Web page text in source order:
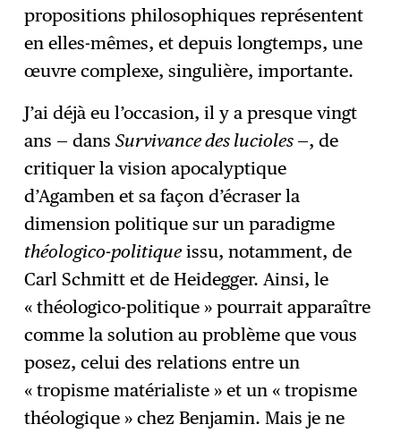
propositions philosophiques représentent
en elles-mêmes, et depuis longtemps, une
œuvre complexe, singulière, importante.
J’ai déjà eu l’occasion, il y a presque vingt
ans — dansSurvivance des lucioles —, de
critiquer la vision apocalyptique
d’Agamben et sa façon d’écraser la
dimension politique sur un paradigme
théologico-politiqueissu, notamment, de
Carl Schmitt et de Heidegger. Ainsi, le
« théologico-politique » pourrait apparaître
comme la solution au problème que vous
posez, celui des relations entre un
« tropisme matérialiste » et un « tropisme
théologique » chez Benjamin. Mais je ne